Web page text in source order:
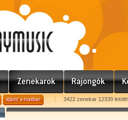
3422 zenekar 12339